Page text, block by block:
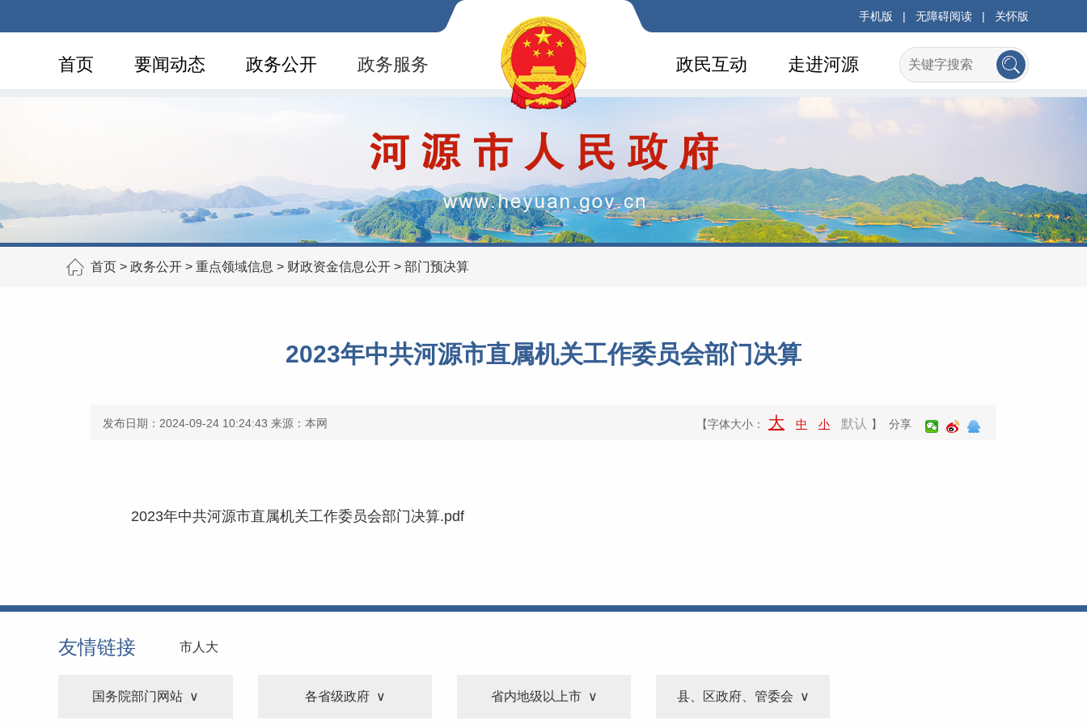
手机版 | 无障碍阅读 | 关怀版
首页 要闻动态 政务公开 政务服务 走进河源
政民互动
首页 > 政务公开 > 重点领域信息 > 财政资金信息公开 > 部门预决算
2023年中共河源市直属机关工作委员会部门决算
发布日期：2024-09-24 10:24:43 来源：本网 【字体大小： 大 中 小 默认 】 分享
2023年中共河源市直属机关工作委员会部门决算.pdf
友情链接 市人大
国务院部门网站 各省级政府 省内地级以上市 县、区政府、管委会